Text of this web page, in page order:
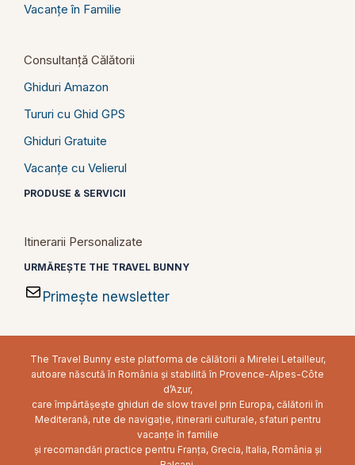
Vacanțe în Familie
Consultanță Călătorii
Ghiduri Amazon
Tururi cu Ghid GPS
Ghiduri Gratuite
Vacanțe cu Velierul
PRODUSE & SERVICII
Itinerarii Personalizate
URMĂREȘTE THE TRAVEL BUNNY
Primește newsletter
The Travel Bunny este platforma de călătorii a Mirelei Letailleur,
autoare născută în România și stabilită în Provence-Alpes-Côte
d’Azur,
care împărtășește ghiduri de slow travel prin Europa, călătorii în
Mediterană, rute de navigație, itinerarii culturale, sfaturi pentru
vacanțe în familie
și recomandări practice pentru Franța, Grecia, Italia, România și